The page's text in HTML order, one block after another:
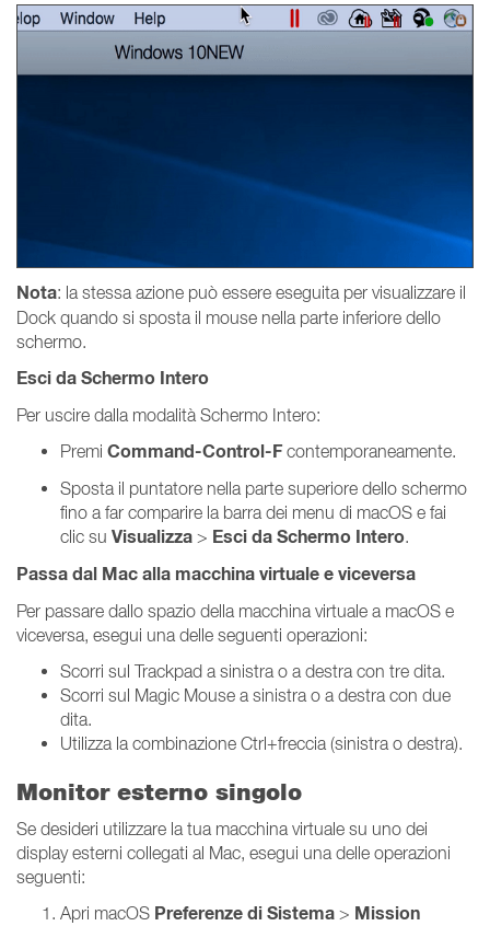
Nota: la stessa azione può essere eseguita per visualizzare il
Dock quando si sposta il mouse nella parte inferiore dello
schermo.
Esci da Schermo Intero
Per uscire dalla modalità Schermo Intero:
Premi Command-Control-Fcontemporaneamente.
Sposta il puntatore nella parte superiore dello schermo
fino a far comparire la barra dei menu di macOS e fai
clic su Visualizza > Esci da Schermo Intero.
Passa dal Mac alla macchina virtuale e viceversa
Per passare dallo spazio della macchina virtuale a macOS e
viceversa, esegui una delle seguenti operazioni:
Scorri sul Trackpad a sinistra o a destra con tre dita.
Scorri sul Magic Mouse a sinistra o a destra con due
dita.
Utilizza la combinazione Ctrl+freccia (sinistra o destra).
Monitor esterno singolo
Se desideri utilizzare la tua macchina virtuale su uno dei
display esterni collegati al Mac, esegui una delle operazioni
seguenti:
Apri macOS Preferenze di Sistema > Mission